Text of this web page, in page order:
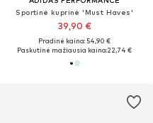
Sportinė kuprinė 'Must Haves'
39,90 €
Pradinė kaina: 54,90 €
Paskutinė mažiausia kaina:22,74 €